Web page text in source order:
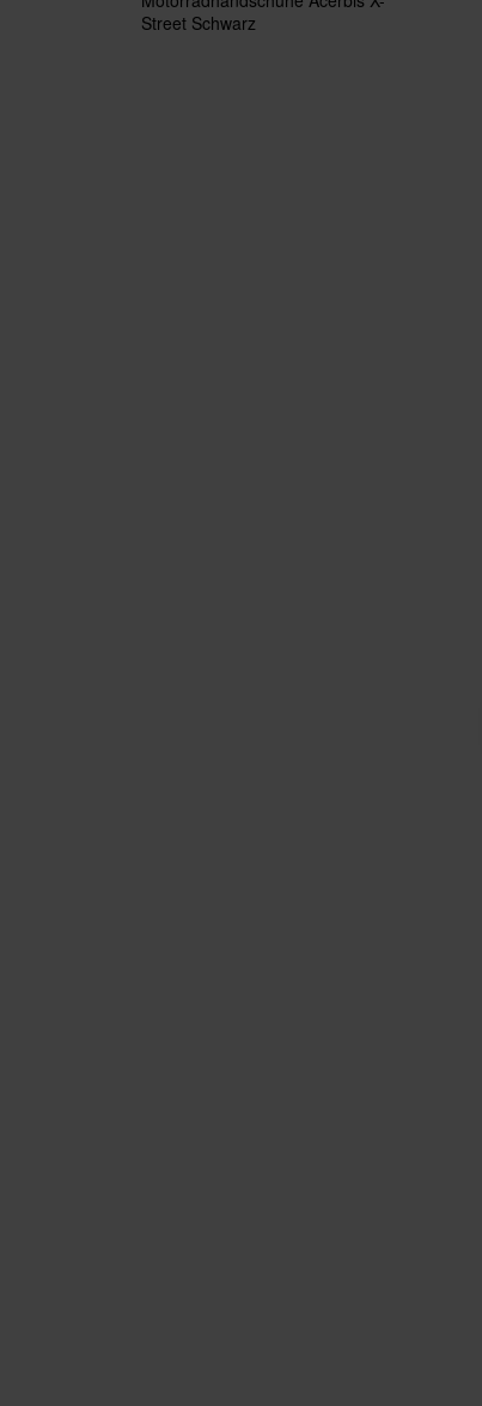
Street Schwarz